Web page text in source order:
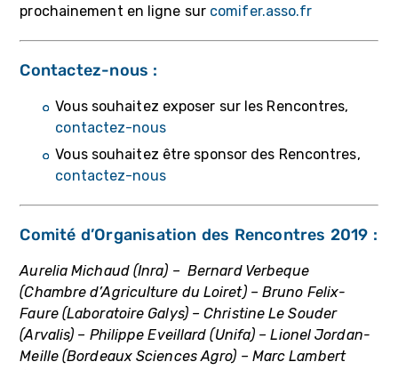
prochainement en ligne sur comifer.asso.fr
Contactez-nous :
Vous souhaitez exposer sur les Rencontres,
contactez-nous
Vous souhaitez être sponsor des Rencontres,
contactez-nous
Comité d’Organisation des Rencontres 2019 :
Aurelia Michaud (Inra) – Bernard Verbeque
(Chambre d’Agriculture du Loiret) – Bruno Felix-
Faure (Laboratoire Galys) – Christine Le Souder
(Arvalis) – Philippe Eveillard (Unifa) – Lionel Jordan-
Meille (Bordeaux Sciences Agro) – Marc Lambert